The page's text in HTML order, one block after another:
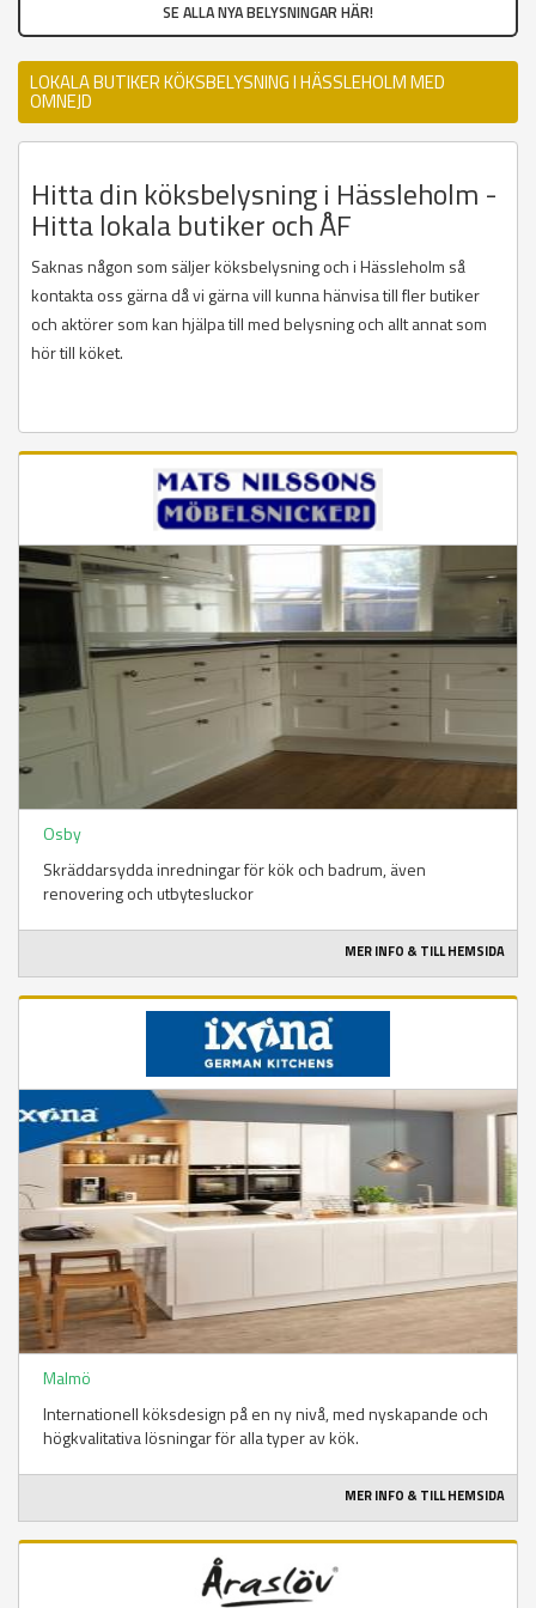
SE ALLA NYA BELYSNINGAR HÄR!
LOKALA BUTIKER KÖKSBELYSNING I HÄSSLEHOLM MED
OMNEJD
Hitta din köksbelysning i Hässleholm -
Hitta lokala butiker och ÅF
Saknas någon som säljer köksbelysning och i Hässleholm så
kontakta oss gärna då vi gärna vill kunna hänvisa till fler butiker
och aktörer som kan hjälpa till med belysning och allt annat som
hör till köket.
Osby
Skräddarsydda inredningar för kök och badrum, även
renovering och utbytesluckor
MER INFO & TILL HEMSIDA
Malmö
Internationell köksdesign på en ny nivå, med nyskapande och
högkvalitativa lösningar för alla typer av kök.
MER INFO & TILL HEMSIDA